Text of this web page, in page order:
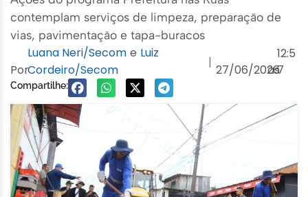
contemplam serviços de limpeza, preparação de
vias, pavimentação e tapa-buracos
Por
Luana Neri/Secom e Luiz
Cordeiro/Secom
|
27/06/2026
às
12:5
7
Compartilhe: